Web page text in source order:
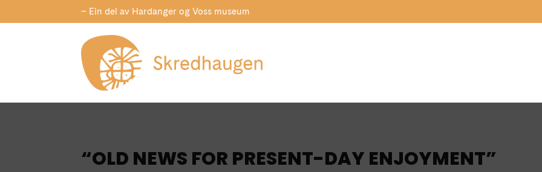
– Ein del av Hardanger og Voss museum
“OLD NEWS FOR PRESENT-DAY ENJOYMENT”